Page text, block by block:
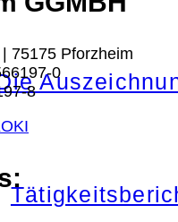
75175 Pforzheim
0
8